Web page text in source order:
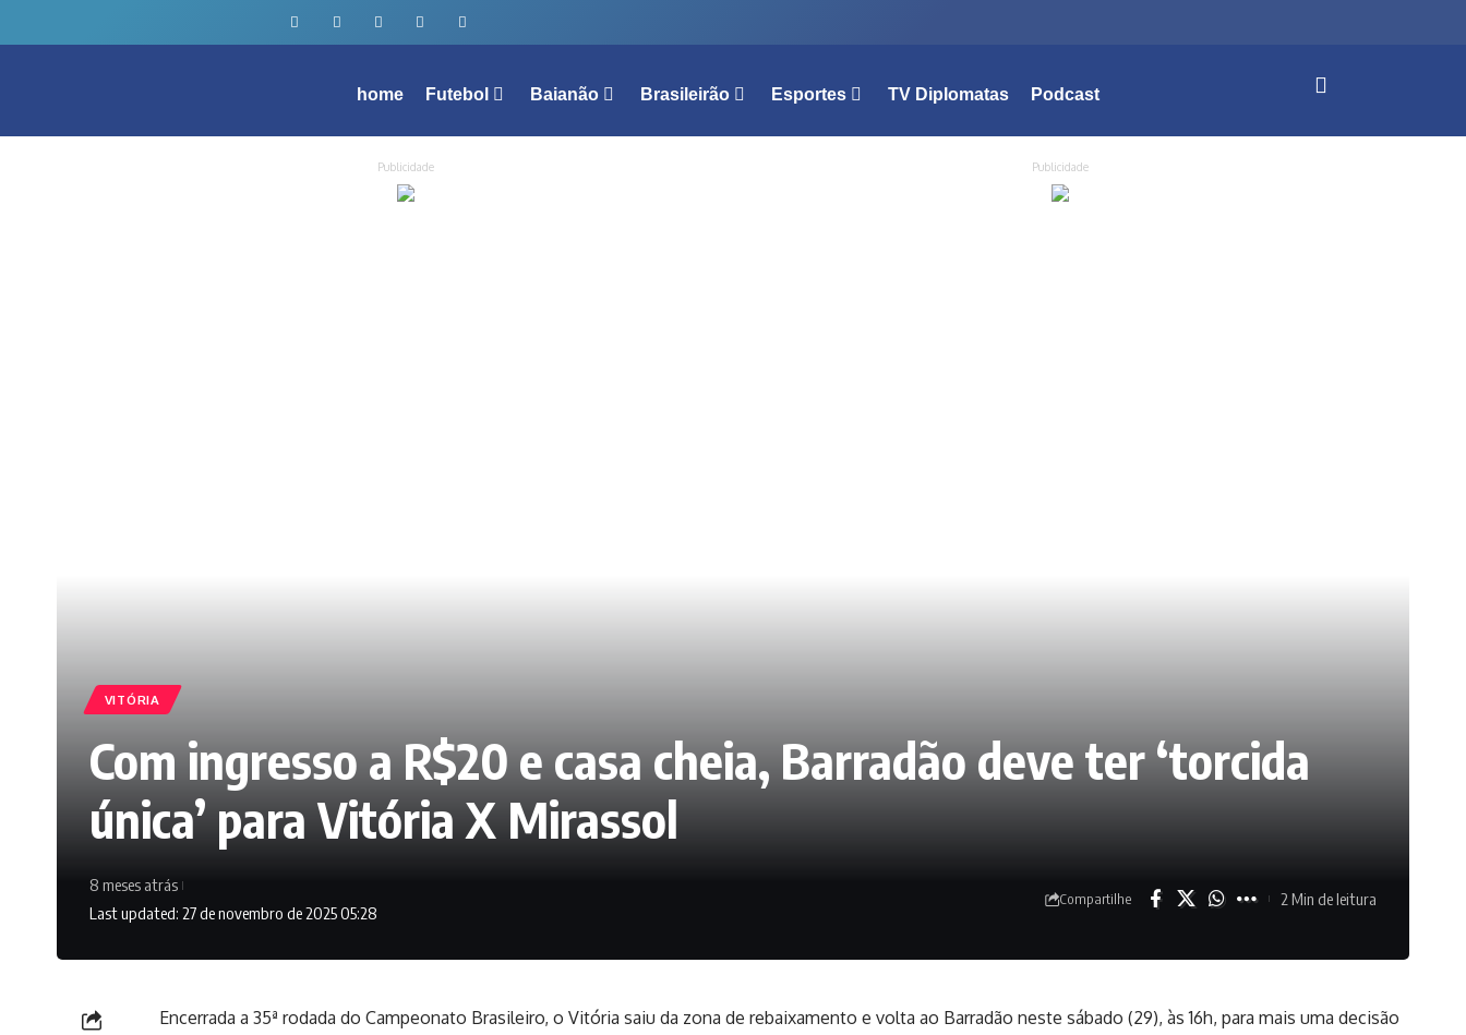
home Futebol Baianão Brasileirão Esportes TV Diplomatas Podcast
Publicidade Publicidade
VITÓRIA
Com ingresso a R$20 e casa cheia, Barradão deve ter ‘torcida
única’ para Vitória X Mirassol
Last updated: 27 de novembro de 2025 05:28
8 meses atrás
Compartilhe 2 Min de leitura
Encerrada a 35ª rodada do Campeonato Brasileiro, o Vitória saiu da zona de rebaixamento e volta ao Barradão neste sábado (29), às 16h, para mais uma decisão